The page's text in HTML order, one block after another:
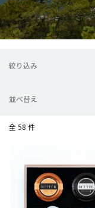
絞り込み
並べ替え
全 58 件